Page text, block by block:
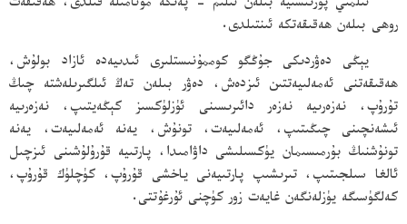
روھى بىلەن ھەقىقەتكە ئىنتىلدى.
يېڭى دەۋردىكى جۇڭگو كوممۇنىستلىرى ئىدىيەدە ئازاد بولۇش،
ھەقىقەتنى ئەمەلىيەتتىن ئىزدەش، دەۋر بىلەن تەڭ ئىلگىرىلەشتە چىڭ
تۇرۇپ، نەزەرىيە نەزەر دائىرىسىنى ئۈزلۈكسىز كېڭەيتىپ، نەزەرىيە
ئىشەنچىنى چىڭىتىپ، ئەمەلىيەت، تونۇش، يەنە ئەمەلىيەت، يەنە
تونۇشنىڭ بۇرمىسىمان يۈكسىلىشى داۋامىدا، پارتىيە قۇرۇلۇشىنى ئىزچىل
ئالغا سىلجىتىپ، تىرىشىپ پارتىيەنى ياخشى قۇرۇپ، كۈچلۈك قۇرۇپ،
كەلگۈسىگە يۈزلەنگەن غايەت زور كۈچنى ئۇرغۇتتى.